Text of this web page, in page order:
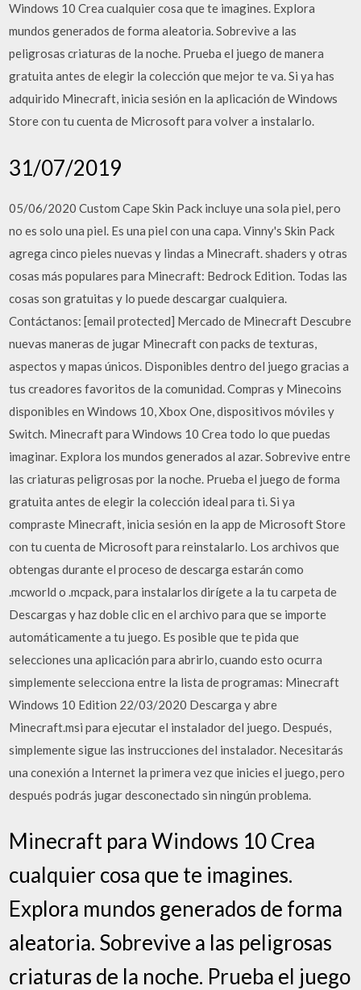
Windows 10 Crea cualquier cosa que te imagines. Explora
mundos generados de forma aleatoria. Sobrevive a las
peligrosas criaturas de la noche. Prueba el juego de manera
gratuita antes de elegir la colección que mejor te va. Si ya has
adquirido Minecraft, inicia sesión en la aplicación de Windows
Store con tu cuenta de Microsoft para volver a instalarlo.
31/07/2019
05/06/2020 Custom Cape Skin Pack incluye una sola piel, pero
no es solo una piel. Es una piel con una capa. Vinny's Skin Pack
agrega cinco pieles nuevas y lindas a Minecraft. shaders y otras
cosas más populares para Minecraft: Bedrock Edition. Todas las
cosas son gratuitas y lo puede descargar cualquiera.
Contáctanos: [email protected] Mercado de Minecraft Descubre
nuevas maneras de jugar Minecraft con packs de texturas,
aspectos y mapas únicos. Disponibles dentro del juego gracias a
tus creadores favoritos de la comunidad. Compras y Minecoins
disponibles en Windows 10, Xbox One, dispositivos móviles y
Switch. Minecraft para Windows 10 Crea todo lo que puedas
imaginar. Explora los mundos generados al azar. Sobrevive entre
las criaturas peligrosas por la noche. Prueba el juego de forma
gratuita antes de elegir la colección ideal para ti. Si ya
compraste Minecraft, inicia sesión en la app de Microsoft Store
con tu cuenta de Microsoft para reinstalarlo. Los archivos que
obtengas durante el proceso de descarga estarán como
.mcworld o .mcpack, para instalarlos dirígete a la tu carpeta de
Descargas y haz doble clic en el archivo para que se importe
automáticamente a tu juego. Es posible que te pida que
selecciones una aplicación para abrirlo, cuando esto ocurra
simplemente selecciona entre la lista de programas: Minecraft
Windows 10 Edition 22/03/2020 Descarga y abre
Minecraft.msi para ejecutar el instalador del juego. Después,
simplemente sigue las instrucciones del instalador. Necesitarás
una conexión a Internet la primera vez que inicies el juego, pero
después podrás jugar desconectado sin ningún problema.
Minecraft para Windows 10 Crea
cualquier cosa que te imagines.
Explora mundos generados de forma
aleatoria. Sobrevive a las peligrosas
criaturas de la noche. Prueba el juego